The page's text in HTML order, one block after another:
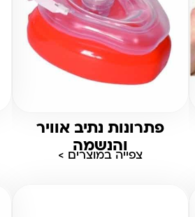
פתרונות נתיב אוויר
והנשמה
צפייה במוצרים >